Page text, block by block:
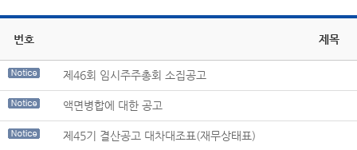
번호 제목
제46회 임시주주총회 소집공고
액면병합에 대한 공고
제45기 결산공고 대차대조표(재무상태표)